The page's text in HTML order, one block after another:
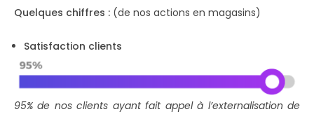
Quelques chiffres : (de nos actions en magasins)
Satisfaction clients
95% de nos clients ayant fait appel à l’externalisation de